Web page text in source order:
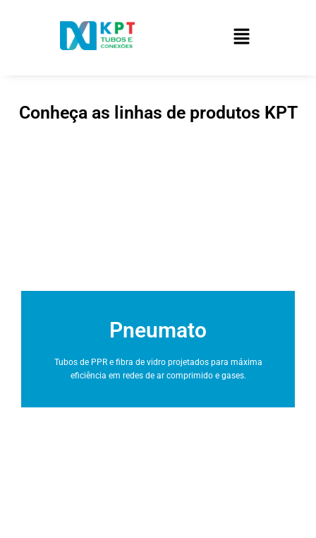
Conheça as linhas de produtos KPT
Pneumato
Tubos de PPR e fibra de vidro projetados para máxima
eficiência em redes de ar comprimido e gases.